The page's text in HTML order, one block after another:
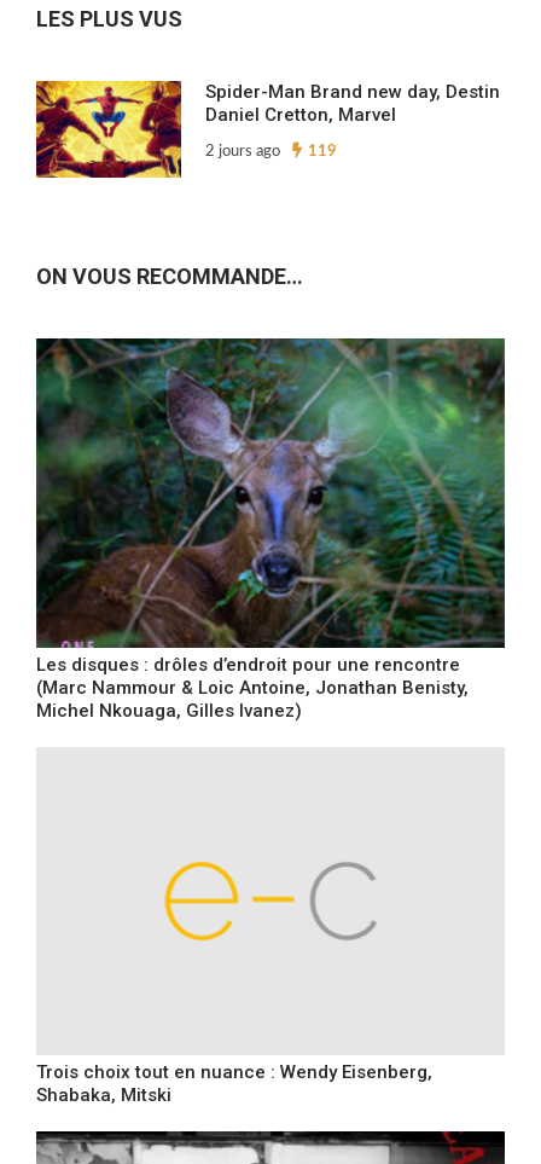
LES PLUS VUS
Spider-Man Brand new day, Destin
Daniel Cretton, Marvel
2 jours ago 119
ON VOUS RECOMMANDE…
Les disques : drôles d’endroit pour une rencontre
(Marc Nammour & Loic Antoine, Jonathan Benisty,
Michel Nkouaga, Gilles Ivanez)
Trois choix tout en nuance : Wendy Eisenberg,
Shabaka, Mitski